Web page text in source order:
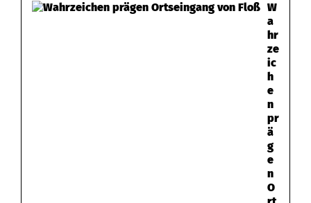
W
a
hr
ze
ic
h
e
n
pr
ä
g
e
n
O